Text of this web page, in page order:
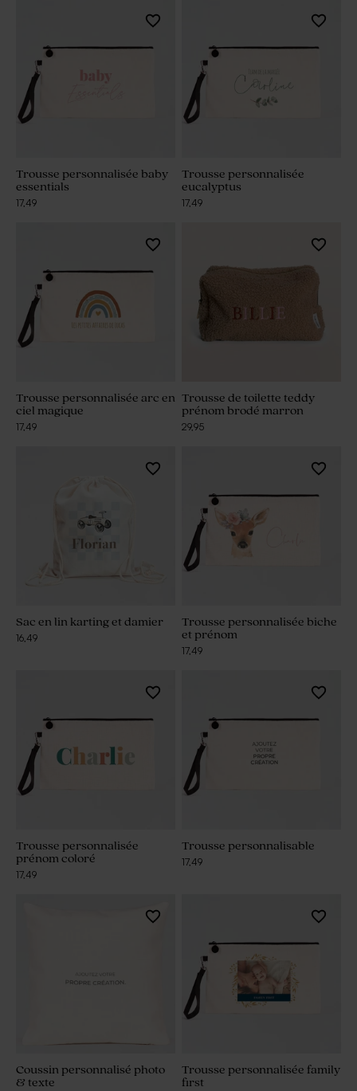
Trousse personnalisée baby
essentials
17,49
Trousse personnalisée
eucalyptus
17,49
Trousse personnalisée arc en
ciel magique
17,49
Trousse de toilette teddy
prénom brodé marron
29,95
Sac en lin karting et damier
16,49
Trousse personnalisée biche
et prénom
17,49
Trousse personnalisée
prénom coloré
17,49
Trousse personnalisable
17,49
Coussin personnalisé photo
& texte
Trousse personnalisée family
first